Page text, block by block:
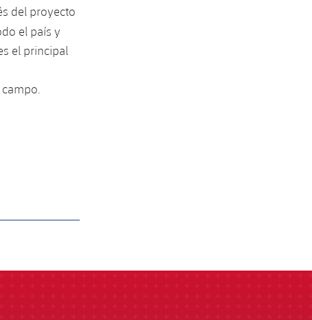
del proyecto
el país y
el principal